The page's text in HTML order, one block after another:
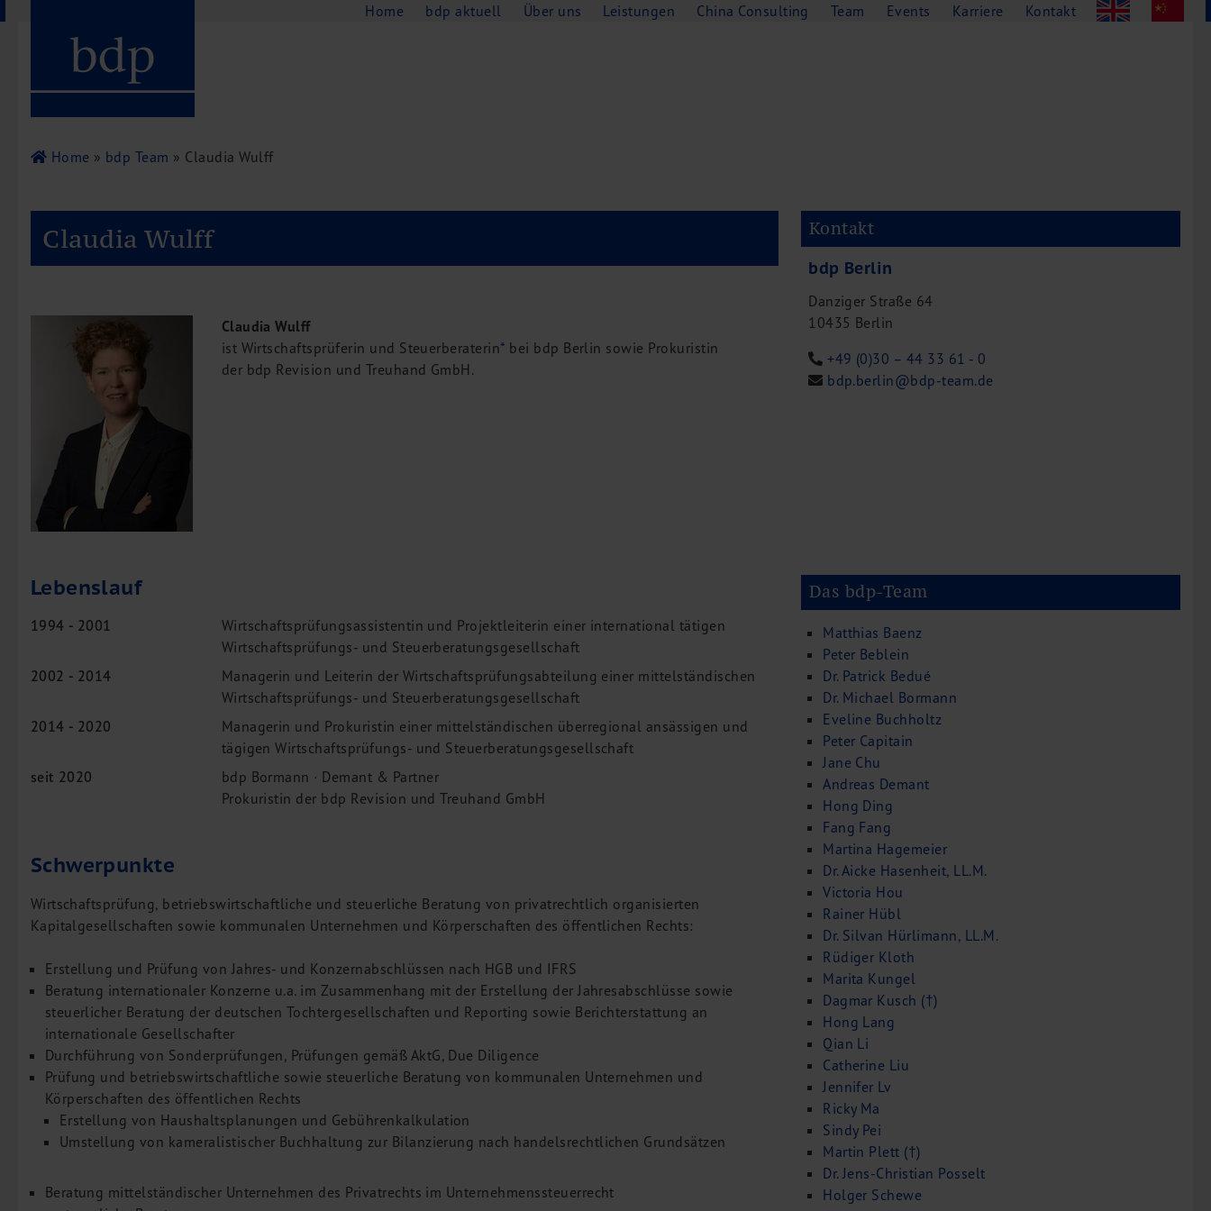
Hauptmenu
bdp aktuell
Unternehmenswerte
Pressespiegel
Publikationen
Leistungen
Steuerberatung
Rechtsberatung
Wirtschaftsprüfung
Unternehmensfinanzierung
Restrukturierung
M&A + Unternehmensnachfolge
Management Consulting
Internationalisierung
Unternehmensgründung
Finanz- und Lohnbuchhaltung
Steuerberatung
M&A Deutschland/China
Unternehmensfinanzierung
Industrielle Dienstleistungen
Team
Events
Karriere
Kontakt
Home » bdp Team » Claudia Wulff
Claudia Wulff
Claudia Wulff
ist Wirtschaftsprüferin und Steuerberaterin* bei bdp Berlin sowie Prokuristin
der bdp Revision und Treuhand GmbH.
Kontakt
bdp Berlin
Danziger Straße 64
10435 Berlin
+49 (0)30 – 44 33 61 - 0
bdp.berlin@bdp-team.de
Lebenslauf
1994 - 2001
Wirtschaftsprüfungsassistentin und Projektleiterin einer international tätigen
Wirtschaftsprüfungs- und Steuerberatungsgesellschaft
2002 - 2014
Managerin und Leiterin der Wirtschaftsprüfungsabteilung einer mittelständischen
Wirtschaftsprüfungs- und Steuerberatungsgesellschaft
2014 - 2020
Managerin und Prokuristin einer mittelständischen überregional ansässigen und
tägigen Wirtschaftsprüfungs- und Steuerberatungsgesellschaft
seit 2020
bdp Bormann · Demant & Partner
Prokuristin der bdp Revision und Treuhand GmbH
Schwerpunkte
Wirtschaftsprüfung, betriebswirtschaftliche und steuerliche Beratung von privatrechtlich organisierten
Kapitalgesellschaften sowie kommunalen Unternehmen und Körperschaften des öffentlichen Rechts:
Erstellung und Prüfung von Jahres- und Konzernabschlüssen nach HGB und IFRS
Beratung internationaler Konzerne u.a. im Zusammenhang mit der Erstellung der Jahresabschlüsse sowie
steuerlicher Beratung der deutschen Tochtergesellschaften und Reporting sowie Berichterstattung an
internationale Gesellschafter
Durchführung von Sonderprüfungen, Prüfungen gemäß AktG, Due Diligence
Prüfung und betriebswirtschaftliche sowie steuerliche Beratung von kommunalen Unternehmen und
Körperschaften des öffentlichen Rechts
Erstellung von Haushaltsplanungen und Gebührenkalkulation
Umstellung von kameralistischer Buchhaltung zur Bilanzierung nach handelsrechtlichen Grundsätzen
Beratung mittelständischer Unternehmen des Privatrechts im Unternehmenssteuerrecht
Das bdp-Team
Matthias Baenz
Peter Beblein
Dr. Patrick Bedué
Dr. Michael Bormann
Eveline Buchholtz
Peter Capitain
Jane Chu
Andreas Demant
Hong Ding
Fang Fang
Martina Hagemeier
Dr. Aicke Hasenheit, LL.M.
Victoria Hou
Rainer Hübl
Dr. Silvan Hürlimann, LL.M.
Rüdiger Kloth
Marita Kungel
Dagmar Kusch (†)
Hong Lang
Qian Li
Catherine Liu
Jennifer Lv
Ricky Ma
Sindy Pei
Martin Plett (†)
Dr. Jens-Christian Posselt
Holger Schewe
Home bdp aktuell Über uns Leistungen China Consulting Team Events Karriere Kontakt